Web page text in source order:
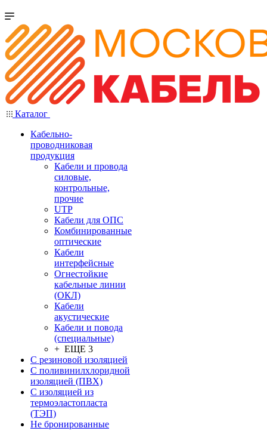
Каталог
Кабельно-
проводниковая
продукция
Кабели и провода
силовые,
контрольные,
прочие
UTP
Кабели для ОПС
Комбинированные
оптические
Кабели
интерфейсные
Огнестойкие
кабельные линии
(ОКЛ)
Кабели
акустические
Кабели и повода
(специальные)
+ ЕЩЕ 3
С резиновой изоляцией
С поливинилхлоридной
изоляцией (ПВХ)
С изоляцией из
термоэластопласта
(ТЭП)
Не бронированные